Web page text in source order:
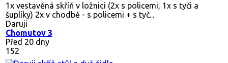
1x vestavěná skříň v ložnici (2x s policemi, 1x s tyči a
šuplíky) 2x v chodbě - s policemi + s tyč...
Daruji
Chomutov 3
Před 20 dny
152